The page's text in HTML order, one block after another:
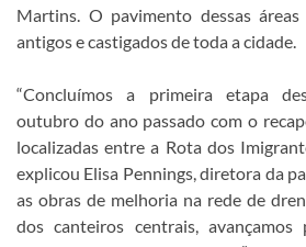
Martins. O pavimento dessas
antigos e castigados de toda a cidade.
“Concluímos a primeira etapa
outubro do ano passado com o
localizadas entre a Rota dos
explicou Elisa Pennings, diretora da
as obras de melhoria na rede de
dos canteiros centrais,